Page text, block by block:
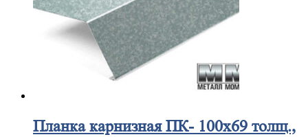
Планкакарнизная ПК- 100х69 толщ.,